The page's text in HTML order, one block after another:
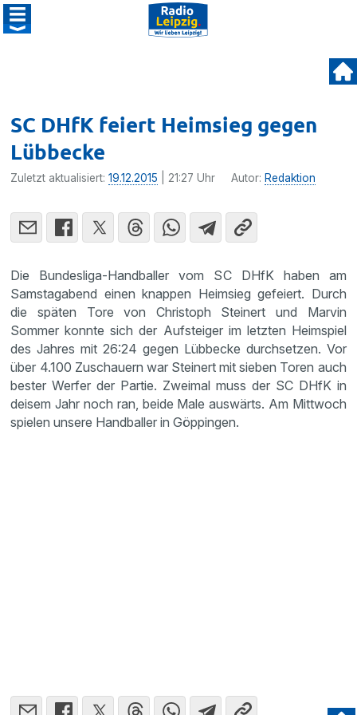
SC DHfK feiert Heimsieg gegen
Lübbecke
Zuletzt aktualisiert:19.12.2015 | 21:27 Uhr Autor: Redaktion
Die Bundes­liga-Handballer vom SC DHfK haben am
Samstag­abend einen knappen Heimsieg gefeiert. Durch
die späten Tore von Chris­toph Steinert und Marvin
Sommer konnte sich der Aufsteiger im letzten Heimspiel
des Jahres mit 26:24 gegen Lübbecke durch­setzen. Vor
über 4.100 Zuschauern war Steinert mit sieben Toren auch
bester Werfer der Partie. Zweimal muss der SC DHfK in
deisem Jahr noch ran, beide Male auswärts. Am Mittwoch
spielen unsere Handballer in Göppingen.